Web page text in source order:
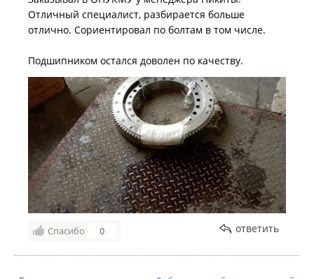
Отличный специалист, разбирается больше
отлично. Сориентировал по болтам в том числе.
Подшипником остался доволен по качеству.
Спасибо 0 ответить